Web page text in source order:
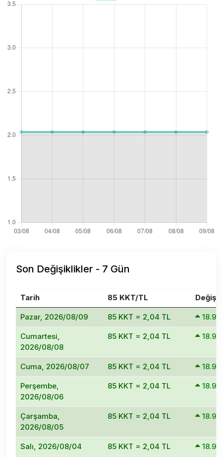
Son Değişiklikler - 7 Gün
Tarih 85 KKT/TL
Pazar, 2026/08/09 85 KKT = 2,04 TL
Cumartesi,
2026/08/08
85 KKT = 2,04 TL
Cuma, 2026/08/07 85 KKT = 2,04 TL
Perşembe,
2026/08/06
85 KKT = 2,04 TL
Çarşamba,
2026/08/05
85 KKT = 2,04 TL
Salı, 2026/08/04 85 KKT = 2,04 TL